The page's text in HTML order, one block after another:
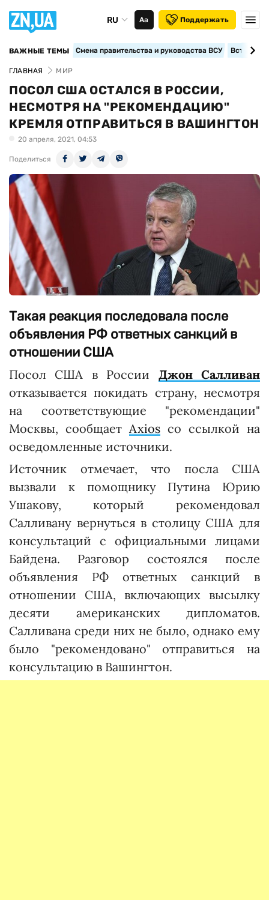
RU Аа Поддержать
ВАЖНЫЕ ТЕМЫ Смена правительства и руководства ВСУ
ГЛАВНАЯ МИР
ПОСОЛ США ОСТАЛСЯ В РОССИИ,
НЕСМОТРЯ НА "РЕКОМЕНДАЦИЮ"
КРЕМЛЯ ОТПРАВИТЬСЯ В ВАШИНГТОН
20 апреля, 2021, 04:53
Поделиться
Такая реакция последовала после
объявления РФ ответных санкций в
отношении США
Посол США в России Джон Салливан
отказывается покидать страну, несмотря
на соответствующие "рекомендации"
Москвы, сообщает Axios со ссылкой на
осведомленные источники.
Источник отмечает, что посла США
вызвали к помощнику Путина Юрию
Ушакову, который рекомендовал
Салливану вернуться в столицу США для
консультаций с официальными лицами
Байдена. Разговор состоялся после
объявления РФ ответных санкций в
отношении США, включающих высылку
десяти американских дипломатов.
Салливана среди них не было, однако ему
было "рекомендовано" отправиться на
консультацию в Вашингтон.